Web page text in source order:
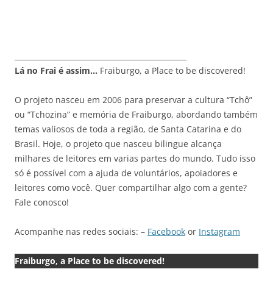
Lá no Frai é assim… Fraiburgo, a Place to be discovered!
O projeto nasceu em 2006 para preservar a cultura “Tchô”
ou “Tchozina” e memória de Fraiburgo, abordando também
temas valiosos de toda a região, de Santa Catarina e do
Brasil. Hoje, o projeto que nasceu bilingue alcança
milhares de leitores em varias partes do mundo. Tudo isso
só é possível com a ajuda de voluntários, apoiadores e
leitores como você. Quer compartilhar algo com a gente?
Fale conosco!
Acompanhe nas redes sociais: – Facebook or Instagram
Fraiburgo, a Place to be discovered!